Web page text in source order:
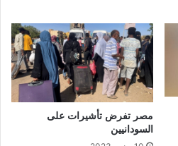
مصر تفرض تأشيرات على
السودانيين